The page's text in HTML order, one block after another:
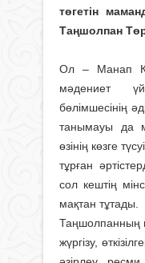
төгетін
Таңшолпан
Ол – Манап
мәдениет
бөлімшесінің
танымауы да
өзінің көзге
тұрған
сол кештің
мақтан тұтады.
Таңшолпанның
жүргізу,